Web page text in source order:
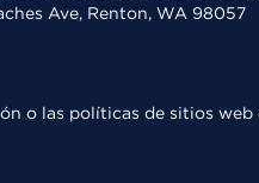
Ave, Renton, WA 98057
o las políticas de sitios web